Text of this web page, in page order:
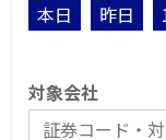
本日
昨日
対象会社